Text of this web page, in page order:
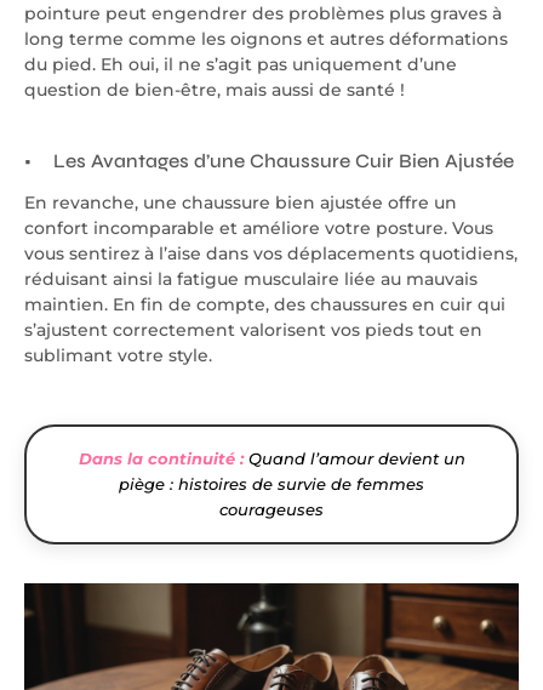
pointure peut engendrer des problèmes plus graves à
long terme comme les oignons et autres déformations
du pied. Eh oui, il ne s’agit pas uniquement d’une
question de bien-être, mais aussi de santé !
Les Avantages d’une Chaussure Cuir Bien Ajustée
En revanche, une chaussure bien ajustée offre un
confort incomparable et améliore votre posture. Vous
vous sentirez à l’aise dans vos déplacements quotidiens,
réduisant ainsi la fatigue musculaire liée au mauvais
maintien. En fin de compte, des chaussures en cuir qui
s’ajustent correctement valorisent vos pieds tout en
sublimant votre style.
Dans la continuité :Quand l’amour devient un
piège : histoires de survie de femmes
courageuses